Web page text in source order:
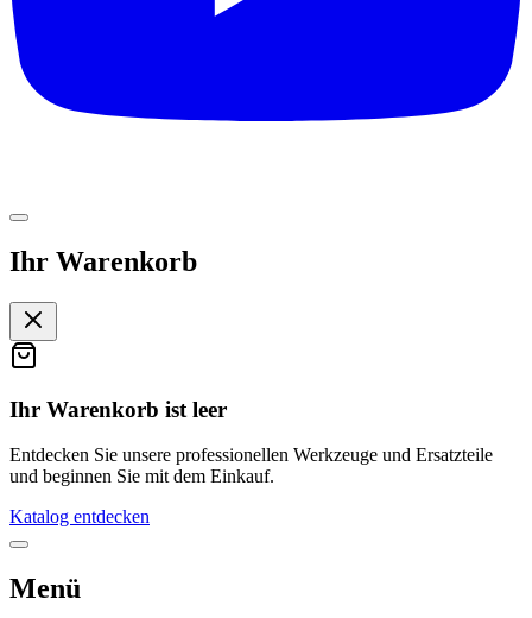
Ihr Warenkorb
Ihr Warenkorb ist leer
Entdecken Sie unsere professionellen Werkzeuge und Ersatzteile
und beginnen Sie mit dem Einkauf.
Katalog entdecken
Menü